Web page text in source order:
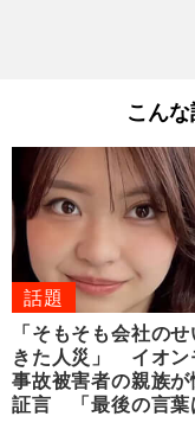
こん
話題
「そもそも会社の
きた人災」 イオン
事故被害者の親族が
証言 「最後の言葉